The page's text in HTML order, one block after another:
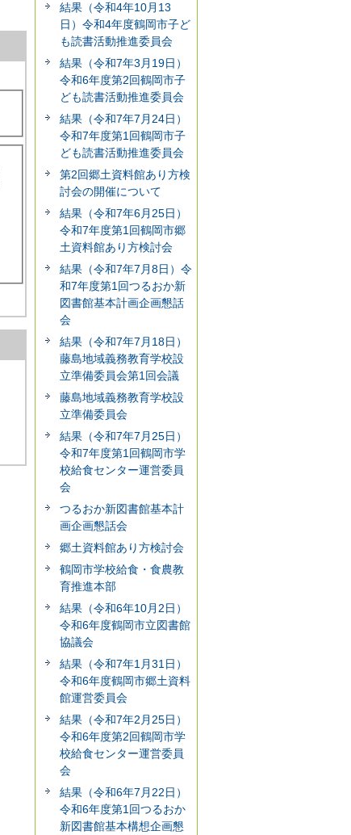
結果（令和4年10月13
日）令和4年度鶴岡市子ど
も読書活動推進委員会
結果（令和7年3月19日）
令和6年度第2回鶴岡市子
ども読書活動推進委員会
結果（令和7年7月24日）
令和7年度第1回鶴岡市子
ども読書活動推進委員会
第2回郷土資料館あり方検
討会の開催について
結果（令和7年6月25日）
令和7年度第1回鶴岡市郷
土資料館あり方検討会
結果（令和7年7月8日）令
和7年度第1回つるおか新
図書館基本計画企画懇話
会
結果（令和7年7月18日）
藤島地域義務教育学校設
立準備委員会第1回会議
藤島地域義務教育学校設
立準備委員会
結果（令和7年7月25日）
令和7年度第1回鶴岡市学
校給食センター運営委員
会
つるおか新図書館基本計
画企画懇話会
郷土資料館あり方検討会
鶴岡市学校給食・食農教
育推進本部
結果（令和6年10月2日）
令和6年度鶴岡市立図書館
協議会
結果（令和7年1月31日）
令和6年度鶴岡市郷土資料
館運営委員会
結果（令和7年2月25日）
令和6年度第2回鶴岡市学
校給食センター運営委員
会
結果（令和6年7月22日）
令和6年度第1回つるおか
新図書館基本構想企画懇